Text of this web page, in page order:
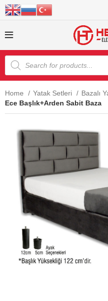
Home Yatak Setleri
Bazalı
Ece Başlık+Arden Sabit Baza